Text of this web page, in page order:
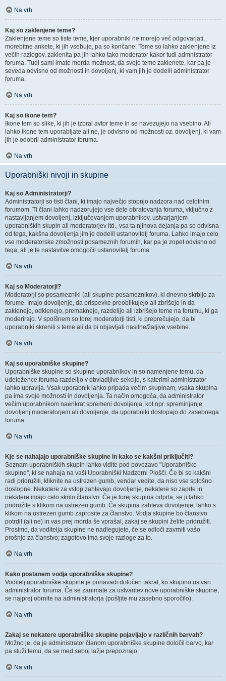
Na vrh
Kaj so zaklenjene teme?
Zaklenjene teme so tiste teme, kjer uporabniki ne morejo več odgovarjati,
morebitne ankete, ki jih vsebuje, pa so končane. Teme so lahko zaklenjene iz
večih razlogov, zaklenita pa jih lahko tako moderator kakor tudi admnistrator
foruma. Tudi sami imate morda možnost, da svojo temo zaklenete, kar pa je
seveda odvisno od možnosti in dovoljenj, ki vam jih je dodelil administrator
foruma.
Na vrh
Kaj so ikone tem?
Ikone tem so slike, ki jih je izbral avtor teme in se navezujejo na vsebino. Ali
lahko ikone tem uporabljate ali ne, je odvisno od možnosti oz. dovoljenj, ki vam
jih je odobril administrator foruma.
Na vrh
Uporabniški nivoji in skupine
Kaj so Administratorji?
Administratorji so tisti člani, ki imajo največjo stopnjo nadzora nad celotnim
forumom. Ti člani lahko nadzorujejo vse dele obratovanja foruma, vključno z
nastavljanjem dovoljenj, izključevanjem uporabnikov, ustvarjanjem
uporabniških skupin ali moderatorjev itd., vsa ta njihova dejanja pa so odvisna
od tega, kakšna dovoljenja jim je dodelil ustanovitelj foruma. Lahko imajo celo
vse moderatorske zmožnosti posameznih forumih, kar pa je zopet odvisno od
tega, ali je te nastavitve omogočil ustanovitelj foruma.
Na vrh
Kaj so Moderatorji?
Moderatorji so posamezniki (ali skupine posameznikov), ki dnevno skrbijo za
forume. Imajo dovoljenje, da prispevke preoblikujejo ali zbrišejo in da
zaklenejo, odklenejo, premaknejo, razdelijo ali izbrišejo teme na forumu, ki ga
moderirajo. V spolšnem so torej moderatorji tisti, ki preprečujejo, da bi
uporabniki skrenili s teme ali da bi objavljali nasilne/žaljive vsebine.
Na vrh
Kaj so uporabniške skupine?
Uporabniške skupine so skupine uporabnikov in so namenjene temu, da
udeležence foruma razdelijo v obvladljive sekcije, s katerimi administrator
lahko upravlja. Vsak uporabnik lahko pripada večim skupinam, vsaka skupina
pa ima svoje možnosti in dovoljenja. Ta način omogoča, da administrator
večim uporabnikom naenkrat spremeni dovoljenja, kot npr. spreminjanje
dovoljenj moderatorjem ali dovoljenje, da uporabniki dostopajo do zasebnega
foruma.
Na vrh
Kje se nahajajo uporabniške skupine in kako se kakšni priključiti?
Seznam uporabniških skupin lahko vidite pod povezavo "Uporabniške
skupine", ki se nahaja na vaši Uporabniški Nadzorni Plošči. Če bi se kakšni
radi pridružili, kliknite na ustrezen gumb, vendar vedite, da niso vse splošno
dostopne. Nekatere za vstop zahtevajo dovoljenje, nekatere so zaprte in
nekatere imajo celo skrito članstvo. Če je torej skupina odprta, se ji lahko
pridružite s klikom na ustrezen gumb. Če skupina zahteva dovoljenje, lahko s
klikom na ustrezen gumb zaprosite za članstvo. Vodja skupine bo članstvo
potrdil (ali ne) in vas prej morda še vprašal, zakaj se skupini želite pridružiti.
Prosimo, da voditelja skupine ne nadlegujete, če se odloči zavrniti vašo
prošnjo za članstvo; zagotovo ima svoje razloge za to.
Na vrh
Kako postanem vodja uporabniške skupine?
Voditelj uporabniške skupine je ponavadi določen takrat, ko skupino ustvari
administrator foruma. Če se zanimate za ustvaritev nove uporabniške skupine,
se najprej obrnite na administratorja (pošljite mu zasebno sporočilo).
Na vrh
Zakaj se nekatere uporabniške skupine pojavljajo v različnih barvah?
Možno je, da je administrator članom uporabniške skupine določil barvo, kar
pa služi temu, da se med seboj lažje prepoznajo.
Na vrh